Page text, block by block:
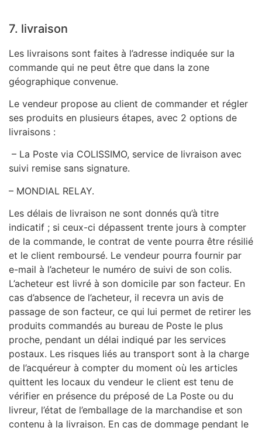
7. livraison
Les livraisons sont faites à l’adresse indiquée sur la
commande qui ne peut être que dans la zone
géographique convenue.
Le vendeur propose au client de commander et régler
ses produits en plusieurs étapes, avec 2 options de
livraisons :
– La Poste via COLISSIMO, service de livraison avec
suivi remise sans signature.
– MONDIAL RELAY.
Les délais de livraison ne sont donnés qu’à titre
indicatif ; si ceux-ci dépassent trente jours à compter
de la commande, le contrat de vente pourra être résilié
et le client remboursé. Le vendeur pourra fournir par
e-mail à l’acheteur le numéro de suivi de son colis.
L’acheteur est livré à son domicile par son facteur. En
cas d’absence de l’acheteur, il recevra un avis de
passage de son facteur, ce qui lui permet de retirer les
produits commandés au bureau de Poste le plus
proche, pendant un délai indiqué par les services
postaux. Les risques liés au transport sont à la charge
de l’acquéreur à compter du moment où les articles
quittent les locaux du vendeur le client est tenu de
vérifier en présence du préposé de La Poste ou du
livreur, l’état de l’emballage de la marchandise et son
contenu à la livraison. En cas de dommage pendant le